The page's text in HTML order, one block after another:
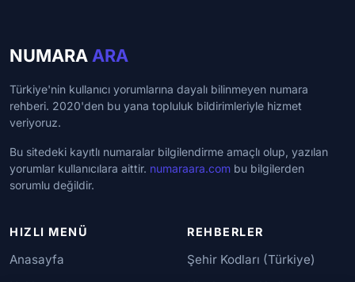
NUMARA ARA
Türkiye'nin kullanıcı yorumlarına dayalı bilinmeyen numara
rehberi. 2020'den bu yana topluluk bildirimleriyle hizmet
veriyoruz.
Bu sitedeki kayıtlı numaralar bilgilendirme amaçlı olup, yazılan
yorumlar kullanıcılara aittir. numaraara.com bu bilgilerden
sorumlu değildir.
HIZLI MENÜ
Anasayfa
REHBERLER
Şehir Kodları (Türkiye)